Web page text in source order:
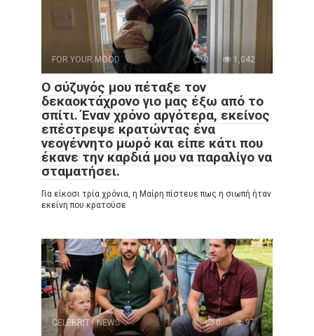
FOR YOUR MOOD 0 1,042
Ο σύζυγός μου πέταξε τον
δεκαοκτάχρονο γιο μας έξω από το
σπίτι. Έναν χρόνο αργότερα, εκείνος
επέστρεψε κρατώντας ένα
νεογέννητο μωρό και είπε κάτι που
έκανε την καρδιά μου να παραλίγο να
σταματήσει.
Για είκοσι τρία χρόνια, η Μαίρη πίστευε πως η σιωπή ήταν
εκείνη που κρατούσε
CELEBRITY NEWS 0 97